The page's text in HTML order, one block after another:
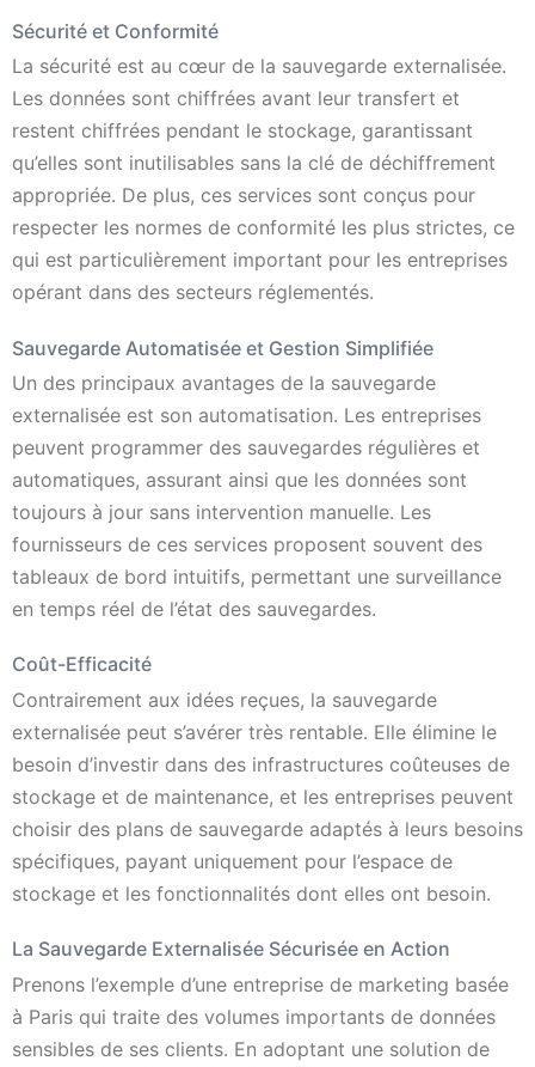
Sécurité et Conformité
La sécurité est au cœur de la sauvegarde externalisée.
Les données sont chiffrées avant leur transfert et
restent chiffrées pendant le stockage, garantissant
qu’elles sont inutilisables sans la clé de déchiffrement
appropriée. De plus, ces services sont conçus pour
respecter les normes de conformité les plus strictes, ce
qui est particulièrement important pour les entreprises
opérant dans des secteurs réglementés.
Sauvegarde Automatisée et Gestion Simplifiée
Un des principaux avantages de la sauvegarde
externalisée est son automatisation. Les entreprises
peuvent programmer des sauvegardes régulières et
automatiques, assurant ainsi que les données sont
toujours à jour sans intervention manuelle. Les
fournisseurs de ces services proposent souvent des
tableaux de bord intuitifs, permettant une surveillance
en temps réel de l’état des sauvegardes.
Coût-Efficacité
Contrairement aux idées reçues, la sauvegarde
externalisée peut s’avérer très rentable. Elle élimine le
besoin d’investir dans des infrastructures coûteuses de
stockage et de maintenance, et les entreprises peuvent
choisir des plans de sauvegarde adaptés à leurs besoins
spécifiques, payant uniquement pour l’espace de
stockage et les fonctionnalités dont elles ont besoin.
La Sauvegarde Externalisée Sécurisée en Action
Prenons l’exemple d’une entreprise de marketing basée
à Paris qui traite des volumes importants de données
sensibles de ses clients. En adoptant une solution de